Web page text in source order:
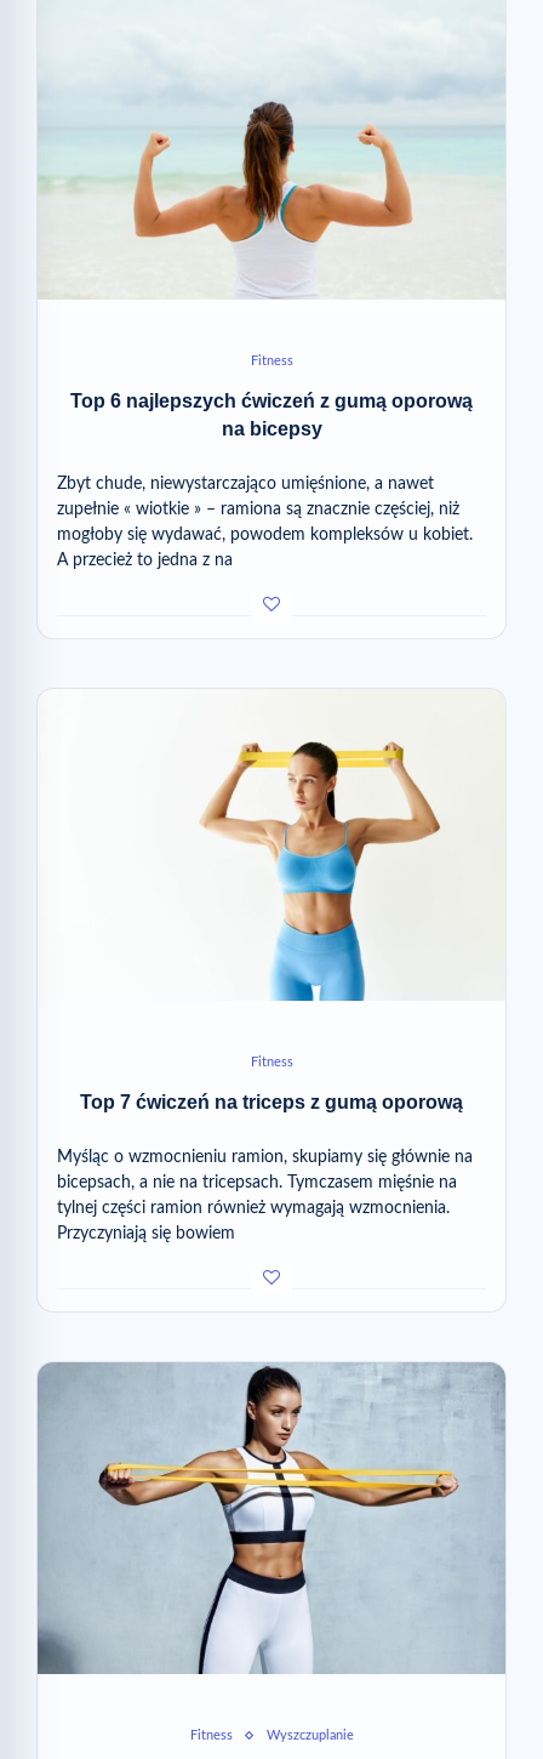
Fitness
Top 6 najlepszych ćwiczeń z gumą oporową
na bicepsy
Zbyt chude, niewystarczająco umięśnione, a nawet
zupełnie « wiotkie » – ramiona są znacznie częściej, niż
mogłoby się wydawać, powodem kompleksów u kobiet.
A przecież to jedna z na
Fitness
Top 7 ćwiczeń na triceps z gumą oporową
Myśląc o wzmocnieniu ramion, skupiamy się głównie na
bicepsach, a nie na tricepsach. Tymczasem mięśnie na
tylnej części ramion również wymagają wzmocnienia.
Przyczyniają się bowiem
Fitness Wyszczuplanie